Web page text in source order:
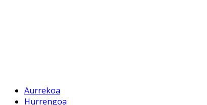
Aurrekoa
Hurrengoa